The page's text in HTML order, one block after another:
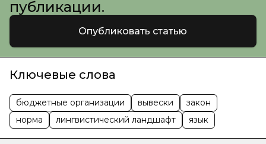
публикации.
Опубликовать статью
Ключевые слова
бюджетные организации вывески
закон
норма
лингвистический ландшафт язык